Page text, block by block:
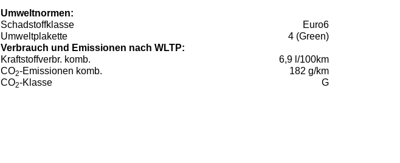
Umweltnormen:
Schadstoffklasse
Euro6
Umweltplakette
4 (Green)
Verbrauch und Emissionen nach WLTP:
Kraftstoffverbr. komb.
6,9 l/100km
CO2-Emissionen komb.
182 g/km
CO2-Klasse G